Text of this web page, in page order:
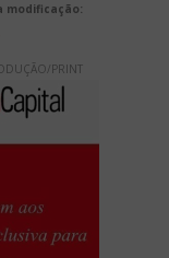
modificação:
PRINT